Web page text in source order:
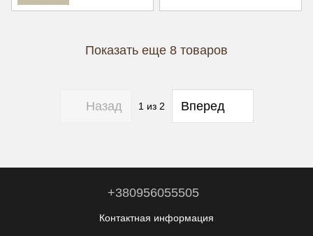
Показать еще 8 товаров
Назад 1 из 2 Вперед
+380956055505
Контактная информация